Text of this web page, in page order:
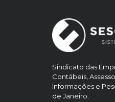
Sindicato das
Contábeis,
Informações e
de Janeiro.